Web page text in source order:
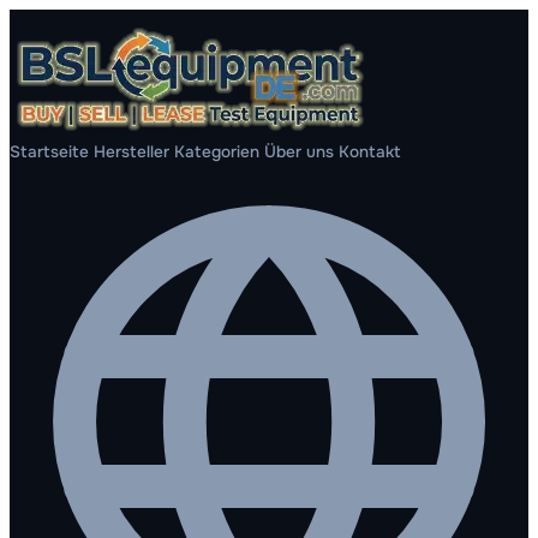
Startseite Hersteller Kategorien Über uns Kontakt